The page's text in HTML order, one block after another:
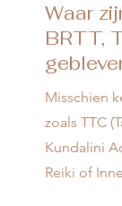
Waar
BRTT,
Misschien
zoals TTC
Kundalini
Reiki of